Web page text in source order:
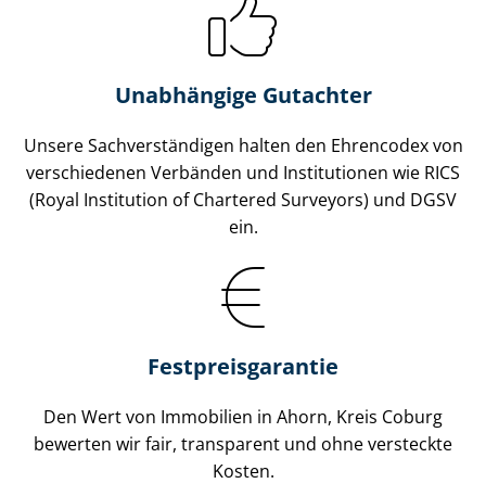
Unabhängige Gutachter
Unsere Sach­ver­stän­di­gen halten den Ehrencodex von
verschiedenen Verbänden und Institutionen wie RICS
(Royal Institution of Chartered Surveyors) und DGSV
ein.
Festpreis​garantie
Den Wert von Immobilien in Ahorn, Kreis Coburg
bewerten wir fair, transparent und ohne versteckte
Kosten.